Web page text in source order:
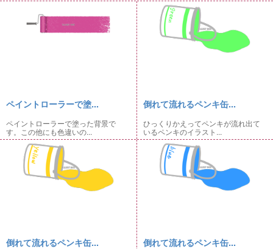
ペイントローラーで塗...
ペイントローラーで塗った背景で
す。この他にも色違いの...
倒れて流れるペンキ缶...
ひっくりかえってペンキが流れ出て
いるペンキのイラスト...
倒れて流れるペンキ缶... 倒れて流れるペンキ缶...